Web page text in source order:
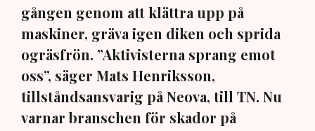
gången genom att klättra upp på
maskiner, gräva igen diken och sprida
ogräsfrön. ”Aktivisterna sprang emot
oss”, säger Mats Henriksson,
tillståndsansvarig på Neova, till TN. Nu
varnar branschen för skador på